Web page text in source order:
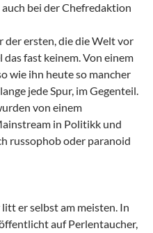
bei der Chefredaktion
der ersten, die die Welt vor
fast keinem. Von einem
wie ihn heute so mancher
jede Spur, im Gegenteil.
von einem
in Politikk und
russophob oder paranoid
er selbst am meisten. In
auf Perlentaucher,